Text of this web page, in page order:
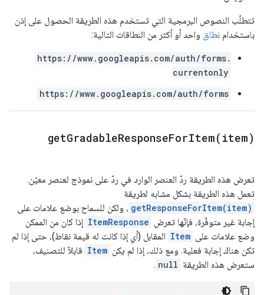
تتطلّب النصوص البرمجية التي تستخدم هذه الطريقة الحصول على إذن
باستخدام نطاق واحد أو أكثر من النطاقات التالية:
https://www.googleapis.com/auth/forms.
currentonly
https://www.googleapis.com/auth/forms
getGradableResponseForItem( item)
تعرض هذه الطريقة ردّ العنصر الوارد في ردّ على نموذج لعنصر معيّن.
تعمل هذه الطريقة بشكل مشابه لطريقة
getResponseForItem(item) ، ولكن للسماح بوضع علامات على
إجابة غير متوفّرة، فإنّها تعرض ItemResponse إذا كان من الممكن
وضع علامات على Item المقابل (أي إذا كانت له قيمة نقاط)، حتى إذا لم
تكن هناك إجابة فعلية. ومع ذلك، إذا لم يكن Item قابلاً للتصنيف،
ستعرض هذه الطريقة null
.